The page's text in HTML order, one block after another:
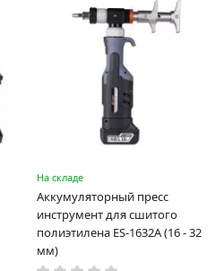
На складе
Аккумуляторный пресс
инструмент для сшитого
полиэтилена ES-1632A (16 - 32
мм)